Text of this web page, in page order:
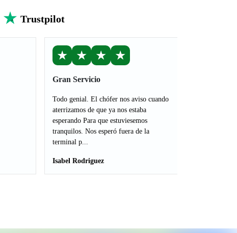
Trustpilot
★ ★ ★ ★
Gran Servicio
Todo genial. El chófer nos aviso cuando
aterrizamos de que ya nos estaba
esperando Para que estuviesemos
tranquilos. Nos esperó fuera de la
terminal p...
Isabel Rodriguez